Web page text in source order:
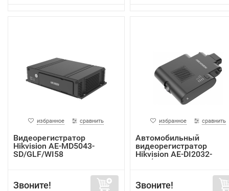
избранное сравнить
Видеорегистратор
Hikvision AE-MD5043-
SD/GLF/WI58
Звоните!
избранное сравнить
Автомобильный
видеорегистратор
Hikvision AE-DI2032-
G40(In...
Звоните!